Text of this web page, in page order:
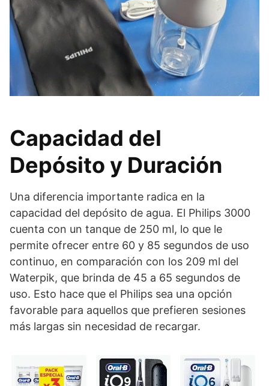
Capacidad del
Depósito y Duración
Una diferencia importante radica en la
capacidad del depósito de agua. El Philips 3000
cuenta con un tanque de 250 ml, lo que le
permite ofrecer entre 60 y 85 segundos de uso
continuo, en comparación con los 209 ml del
Waterpik, que brinda de 45 a 65 segundos de
uso. Esto hace que el Philips sea una opción
favorable para aquellos que prefieren sesiones
más largas sin necesidad de recargar.